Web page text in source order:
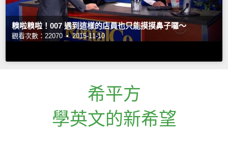
糗啦糗啦！007 遇到這樣的店員也只能摸摸鼻子囉～
觀看次數：22070 • 2015-11-10
希平方
學英文的新希望